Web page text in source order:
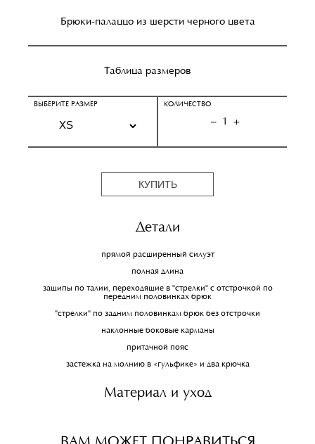
Брюки-палаццо из шерсти черного цвета
Таблица размеров
ВЫБЕРИТЕ РАЗМЕР КОЛИЧЕСТВО
– 1 +
КУПИТЬ
Детали
прямой расширенный силуэт
полная длина
защипы по талии, переходящие в "стрелки" с отстрочкой по
передним половинках брюк
"стрелки" по задним половинкам брюк без отстрочки
наклонные боковые карманы
притачной пояс
застежка на молнию в «гульфике» и два крючка
Материал и уход